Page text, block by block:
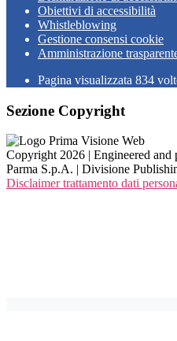
Obiettivi di accessibilità
Whistleblowing
Gestione consensi cookie
Amministrazione
Pagina visualizzata 834
Sezione Copyright
Copyright 2026 | Engineered
Parma S.p.A. | Divisione
Disclaimer trattamento dati